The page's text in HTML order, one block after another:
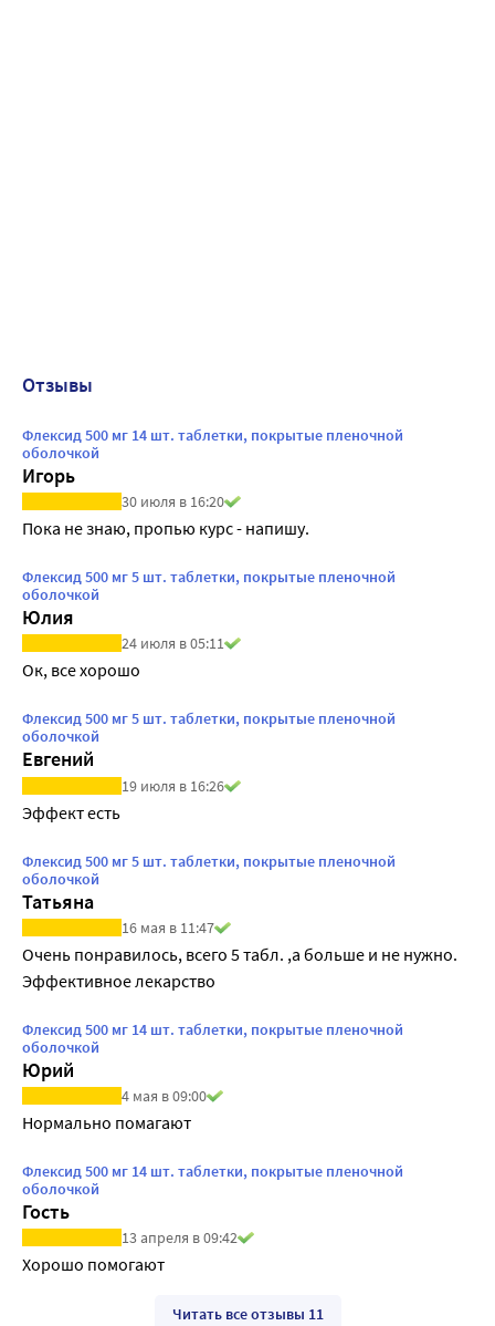
Отзывы
Флексид 500 мг 14 шт. таблетки, покрытые пленочной
оболочкой
Игорь
30 июля в 16:20
Пока не знаю, пропью курс - напишу.
Флексид 500 мг 5 шт. таблетки, покрытые пленочной
оболочкой
Юлия
24 июля в 05:11
Ок, все хорошо
Флексид 500 мг 5 шт. таблетки, покрытые пленочной
оболочкой
Евгений
19 июля в 16:26
Эффект есть
Флексид 500 мг 5 шт. таблетки, покрытые пленочной
оболочкой
Татьяна
16 мая в 11:47
Очень понравилось, всего 5 табл. ,а больше и не нужно.
Эффективное лекарство
Флексид 500 мг 14 шт. таблетки, покрытые пленочной
оболочкой
Юрий
4 мая в 09:00
Нормально помагают
Флексид 500 мг 14 шт. таблетки, покрытые пленочной
оболочкой
Гость
13 апреля в 09:42
Хорошо помогают
Читать все отзывы 11